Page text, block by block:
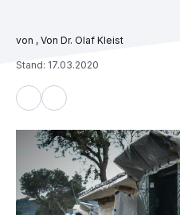
, Von Dr. Olaf Kleist
Stand: 17.03.2020